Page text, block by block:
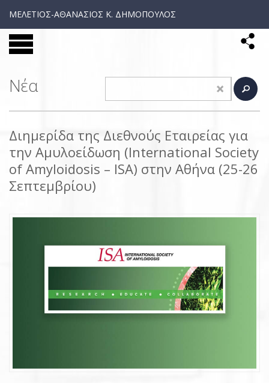
ΜΕΛΕΤΙΟΣ-ΑΘΑΝΑΣΙΟΣ Κ. ΔΗΜΟΠΟΥΛΟΣ
Νέα
Διημερίδα της Διεθνούς Εταιρείας για
την Αμυλοείδωση (Ιnternational Society
of Amyloidosis – ISA) στην Αθήνα (25-26
Σεπτεμβρίου)